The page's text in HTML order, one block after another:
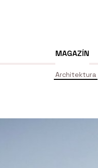
MAGAZÍN
Architektura